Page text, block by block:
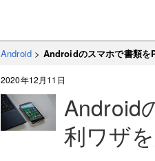
Android > Androidのスマホで書類を
2020年12月11日
Android
利ワザ